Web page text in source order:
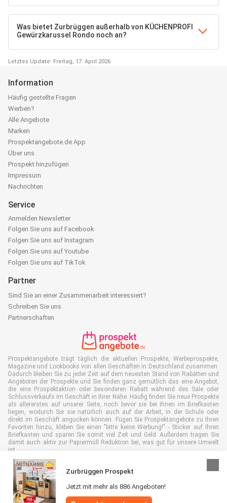
Was bietet Zurbrüggen außerhalb von KÜCHENPROFI
Gewürzkarussel Rondo noch an?
Letztes Update: Freitag, 17. April 2026
Zurbrüggen Prospekt
Jetzt mit mehr als 886 Angeboten!
Information
Häufig gestellte Fragen
Werben?
Alle Angebote
Marken
Prospektangebote.de App
Über uns
Prospekt hinzufügen
Impressum
Nachrichten
Service
Anmelden Newsletter
Folgen Sie uns auf Facebook
Folgen Sie uns auf Instagram
Folgen Sie uns auf Youtube
Folgen Sie uns auf TikTok
Partner
Sind Sie an einer Zusammenarbeit interessiert?
Schreiben Sie uns
Partnerschaften
Prospektangebote trägt täglich die aktuellen Prospekte, Werbeprospekte,
Magazine und Lookbooks von allen Geschäften in Deutschland zusammen.
Dadurch bleiben Sie zu jeder Zeit auf dem neuesten Stand von Rabatten und
Angeboten der Prospekte und Sie finden ganz gemütlich das eine Angebot,
die eine Prospektaktion oder besonderen Rabatt während des Sale oder
Schlussverkaufs im Geschäft in Ihrer Nähe. Häufig finden Sie neue Prospekte
als allererstes auf unserer Seite, noch bevor sie bei Ihnen im Briefkasten
liegen, wodurch Sie sie natürlich auch auf der Arbeit, in der Schule oder
direkt im Geschäft angucken können. Fügen Sie Prospektangebote zu Ihren
Favoriten hinzu, kleben Sie einen "bitte keine Werbung!" - Sticker auf Ihren
Briefkasten und sparen Sie somit viel Zeit und Geld. Außerdem tragen Sie
damit auch aktiv zur Papiermüll Reduktion bei, was gut für unsere Umwelt
ist.
Alle Rechte vorbehalten © Prospektangebote.de 2026 |